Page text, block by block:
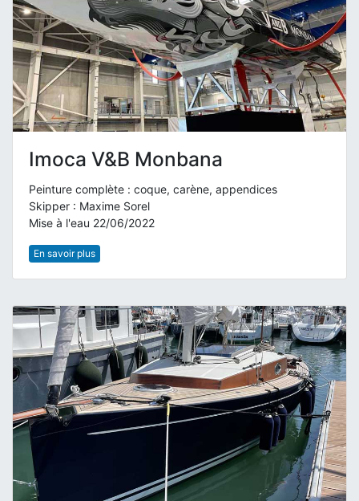
Imoca V&B Monbana
Peinture complète : coque, carène, appendices
Skipper : Maxime Sorel
Mise à l'eau 22/06/2022
En savoir plus